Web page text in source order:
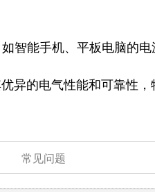
智能手机、平板电脑的
优异的电气性能和可靠性
常见问题